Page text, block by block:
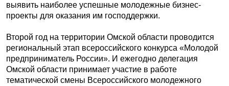
выявить наиболее успешные молодежные бизнес-
проекты для оказания им господдержки.
Второй год на территории Омской области проводится
региональный этап всероссийского конкурса «Молодой
предприниматель России». И ежегодно делегация
Омской области принимает участие в работе
тематической смены Всероссийского молодежного